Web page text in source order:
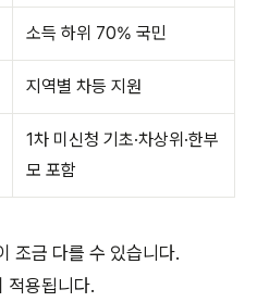
소득 하위 70% 국민
지역별 차등 지원
1차 미신청 기초·차상위·한부
모 포함
조금 다를 수 있습니다.
적용됩니다.